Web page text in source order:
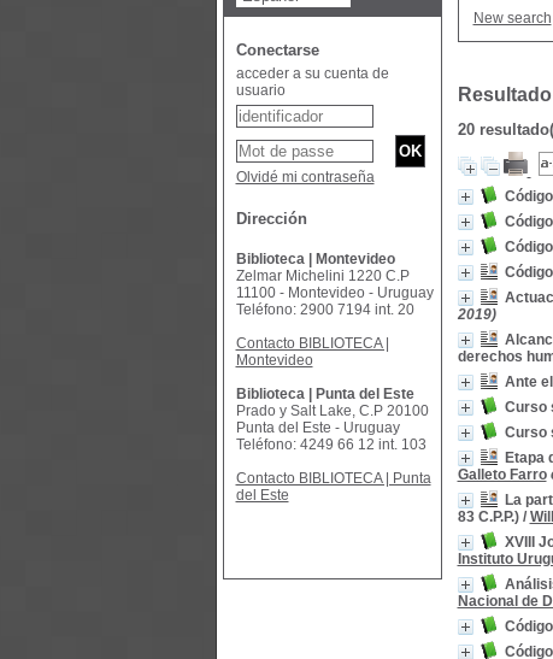
New search
20
2019)
derechos
Ante
Curso
Curso
Etapa
Galleto Farro
La
83 C.P.P.)/
XVIII
Instituto
Nacional de
Conectarse
acceder a su cuenta de
usuario
Olvidé mi contraseña
Dirección
Biblioteca | Montevideo
Zelmar Michelini 1220 C.P
11100 - Montevideo - Uruguay
Teléfono: 2900 7194 int. 20
Contacto BIBLIOTECA |
Montevideo
Biblioteca | Punta del Este
Prado y Salt Lake, C.P 20100
Punta del Este - Uruguay
Teléfono: 4249 66 12 int. 103
Contacto BIBLIOTECA | Punta
del Este